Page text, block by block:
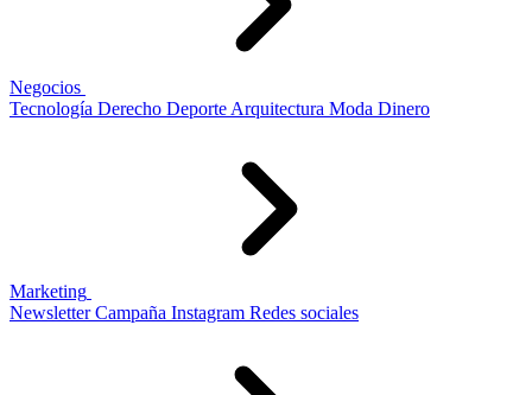
Negocios
Tecnología Derecho Deporte Arquitectura Moda Dinero
Marketing
Newsletter Campaña Instagram Redes sociales